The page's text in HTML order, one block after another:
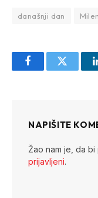
današnji dan
FacebookTwitter
NAPIŠITE
Žao nam je, da bi
prijavljeni.